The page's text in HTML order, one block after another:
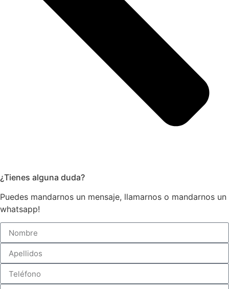
¿Tienes alguna duda?
Puedes mandarnos un mensaje, llamarnos o mandarnos un
whatsapp!